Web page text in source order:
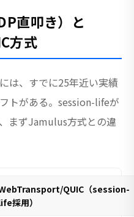
直叩き）と
方式
は、すでに25年近い実績
トがある。session-lifeが
まずJamulus方式との違
QUIC（session-
採用）